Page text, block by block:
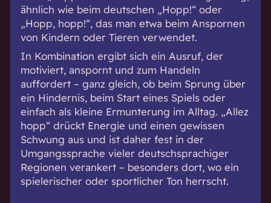
ähnlich wie beim deutschen „Hopp!“ oder
„Hopp, hopp!“, das man etwa beim Anspornen
von Kindern oder Tieren verwendet.
In Kombination ergibt sich ein Ausruf, der
motiviert, anspornt und zum Handeln
auffordert – ganz gleich, ob beim Sprung über
ein Hindernis, beim Start eines Spiels oder
einfach als kleine Ermunterung im Alltag. „Allez
hopp“ drückt Energie und einen gewissen
Schwung aus und ist daher fest in der
Umgangssprache vieler deutschsprachiger
Regionen verankert – besonders dort, wo ein
spielerischer oder sportlicher Ton herrscht.